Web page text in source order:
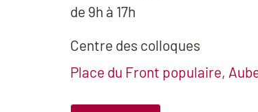
de 9h à 17h
Centre des colloques
Place du Front populaire,